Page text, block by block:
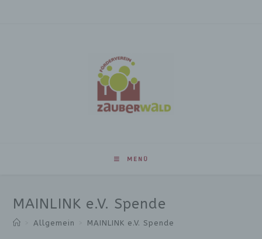
MENÜ
MAINLINK e.V. Spende
Allgemein MAINLINK e.V. Spende